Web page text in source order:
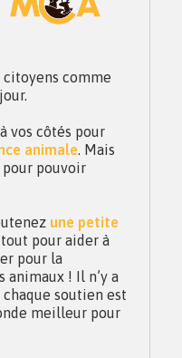
citoyens comme
vos côtés pour
animale. Mais
pour pouvoir
une petite
pour aider à
pour la
! Il n’y a
soutien est
meilleur pour